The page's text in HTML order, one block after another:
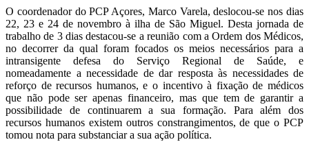
O coordenador do PCP Açores, Marco Varela, deslocou-se nos dias
22, 23 e 24 de novembro à ilha de São Miguel. Desta jornada de
trabalho de 3 dias destacou-se a reunião com a Ordem dos Médicos,
no decorrer da qual foram focados os meios necessários para a
intransigente defesa do Serviço Regional de Saúde, e
nomeadamente a necessidade de dar resposta às necessidades de
reforço de recursos humanos, e o incentivo à fixação de médicos
que não pode ser apenas financeiro, mas que tem de garantir a
possibilidade de continuarem a sua formação. Para além dos
recursos humanos existem outros constrangimentos, de que o PCP
tomou nota para substanciar a sua ação política.